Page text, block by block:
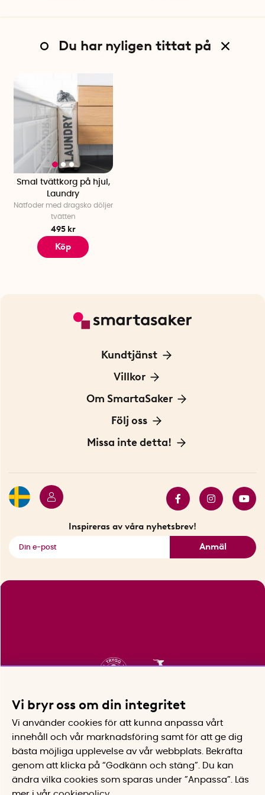
Du har nyligen tittat på
Smal tvättkorg på hjul,
Laundry
Nätfoder med dragsko döljer
tvätten
495 kr
Köp
Kundtjänst
Kontakta oss
För Företag
Villkor
Frakt och leverans
Personuppgiftspolicy
Om SmartaSaker
Om oss
Vår historia
Följ oss
Blogg: Smarta tips
Missa inte detta!
Inspireras av våra nyhetsbrev!
Anmäl
Vi bryr oss om din integritet
Vi använder cookies för att kunna anpassa vårt
innehåll och vår marknadsföring samt för att ge dig
bästa möjliga upplevelse av vår webbplats.
Bekräfta
genom att klicka på “Godkänn och stäng”. Du kan
ändra vilka cookies som sparas under ”Anpassa”.
Läs